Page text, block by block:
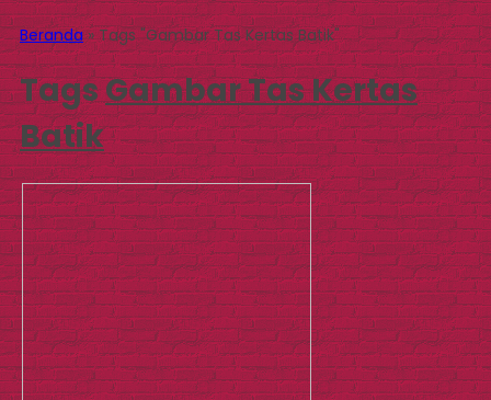
Beranda»Tags "Gambar Tas Kertas Batik"
TagsGambar Tas Kertas
Batik